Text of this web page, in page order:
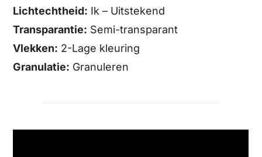
Lichtechtheid: Ik – Uitstekend
Transparantie: Semi-transparant
Vlekken: 2-Lage kleuring
Granulatie: Granuleren